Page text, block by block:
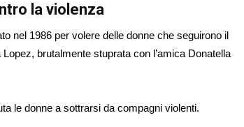
la violenza
nel 1986 per volere delle donne che seguirono il
brutalmente stuprata con l’amica Donatella
le donne a sottrarsi da compagni violenti.